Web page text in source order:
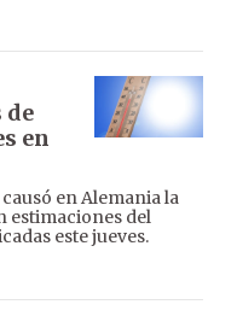
de
en
en Alemania la
estimaciones del
este jueves.